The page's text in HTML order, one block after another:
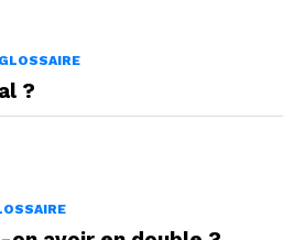
GLOSSAIRE
?